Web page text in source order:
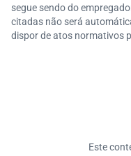
segue sendo do
citadas não será
dispor de atos normativos
Este